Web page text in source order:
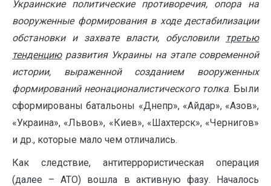
Украинские политические противоречия, опора на
вооруженные формирования в ходе дестабилизации
обстановки и захвате власти, обусловили
третью
тенденциюразвития Украины на этапе современной
истории, выраженной созданием вооруженных
формирований неонационалистического толка. Были
сформированы батальоны «Днепр», «Айдар», «Азов»,
«Украина», «Львов», «Киев», «Шахтерск», «Чернигов»
и др., которые мало чем отличались.
Как следствие, антитеррористическая операция
(далее – АТО) вошла в активную фазу. Началось